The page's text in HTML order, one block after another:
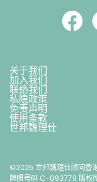
关于我们
加入我们
联络我们
私隐政策
免责声明
使用条款
世邦魏理仕
©2025 世邦魏理仕顾问香
牌照号码 C-093779 版权